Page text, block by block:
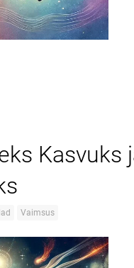
Kasvuks
Vaimsus